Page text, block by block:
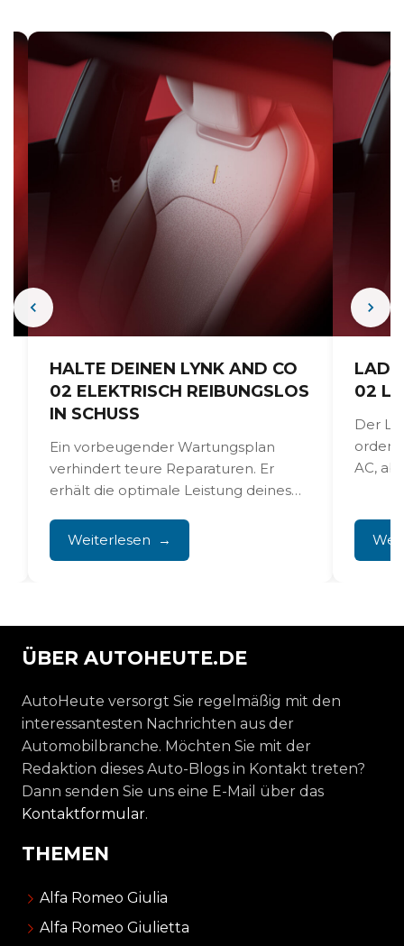
HALTE DEINEN LYNK AND CO
02 ELEKTRISCH REIBUNGSLOS
IN SCHUSS
Ein vorbeugender Wartungsplan
verhindert teure Reparaturen. Er
erhält die optimale Leistung deines
Batteriekontrollen sind notwendig.
Außerdem sind jährliche...
Weiterlesen
02
Der
AC,
ÜBER AUTOHEUTE.DE
AutoHeute versorgt Sie regelmäßig mit den
interessantesten Nachrichten aus der
Automobilbranche. Möchten Sie mit der
Redaktion dieses Auto-Blogs in Kontakt treten?
Dann senden Sie uns eine E-Mail über das
Kontaktformular.
THEMEN
Alfa Romeo Giulia
Alfa Romeo Giulietta